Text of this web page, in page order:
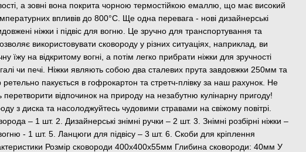
а зовні вона покрита чорною термостійкою емаллю, що має високий
впливів до 800°C. Ще одна перевага - нові дизайнерські
ніжки і підвіс для вогню. Це зручно для транспортування та
використовувати сковороду у різних ситуаціях, наприклад, ви
їжу на відкритому вогні, а потім легко прибрати ніжки для зручності
чи печі. Ніжки являють собою два сталевих прута завдовжки 250мм та
пакується в гофрокартон та стретч-плівку за наш рахунок. Не
перетворити відпочинок на природу на незабутню кулінарну пригоду!
з диска та насолоджуйтесь чудовими стравами на свіжому повітрі.
– 1 шт. 2. Дизайнерські знімні ручки – 2 шт. 3. Знімні розбірні ніжки –
- 1 шт. 5. Ланцюги для підвісу – 3 шт. 6. Скоби для кріплення
Розмір сковороди 400х400х55мм Глибина сковороди: 40мм У